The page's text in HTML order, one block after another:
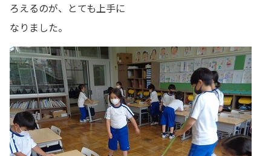
ろえるのが、とても上手に
なりました。